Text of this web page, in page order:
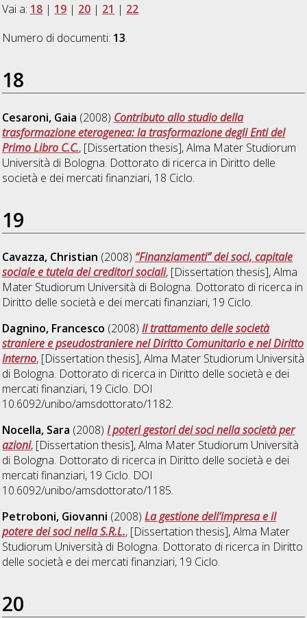
Vai a: 18 | 19 | 20 | 21 | 22
Numero di documenti: 13.
18
Cesaroni, Gaia (2008) Contributo allo studio della
trasformazione eterogenea: la trasformazione degli Enti del
Primo Libro C.C., [Dissertation thesis], Alma Mater Studiorum
Università di Bologna. Dottorato di ricerca in Diritto delle
società e dei mercati finanziari, 18 Ciclo.
19
Cavazza, Christian (2008) “Finanziamenti” dei soci, capitale
sociale e tutela dei creditori sociali, [Dissertation thesis], Alma
Mater Studiorum Università di Bologna. Dottorato di ricerca in
Diritto delle società e dei mercati finanziari, 19 Ciclo.
Dagnino, Francesco (2008)Il trattamento delle società
straniere e pseudostraniere nel Diritto Comunitario e nel Diritto
Interno, [Dissertation thesis], Alma Mater Studiorum Università
di Bologna. Dottorato di ricerca in Diritto delle società e dei
mercati finanziari, 19 Ciclo. DOI
10.6092/unibo/amsdottorato/1182.
Nocella, Sara (2008)I poteri gestori dei soci nella società per
azioni, [Dissertation thesis], Alma Mater Studiorum Università
di Bologna. Dottorato di ricerca in Diritto delle società e dei
mercati finanziari, 19 Ciclo. DOI
10.6092/unibo/amsdottorato/1185.
Petroboni, Giovanni (2008)La gestione dell'impresa e il
potere dei soci nella S.R.L., [Dissertation thesis], Alma Mater
Studiorum Università di Bologna. Dottorato di ricerca in Diritto
delle società e dei mercati finanziari, 19 Ciclo.
20